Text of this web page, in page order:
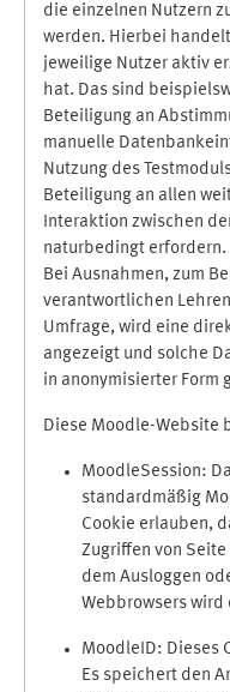
die einzelnen Nutzern
werden. Hierbei
jeweilige Nutzer aktiv
hat. Das sind
Beteiligung an
manuelle
Nutzung des
Beteiligung an allen
Interaktion zwischen
naturbedingt erfordern.
Bei Ausnahmen, zum
verantwortlichen
Umfrage, wird eine
angezeigt und solche
in anonymisierter Form
Diese Moodle-Website
MoodleSession:
standardmäßig
Cookie erlauben,
Zugriffen von
dem Ausloggen
Webbrowsers wird
MoodleID: Dieses
Es speichert den